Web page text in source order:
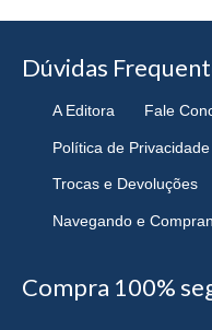
Dúvidas
A Editora Fale
Política de Privacidade
Trocas e Devoluções
Navegando e
Compra 100%